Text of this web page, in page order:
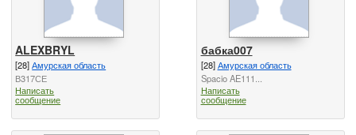
ALEXBRYL
[28]Амурская область
В317СЕ
Написать
сообщение
бабка007
[28]Амурская область
Spacio AE111...
Написать
сообщение